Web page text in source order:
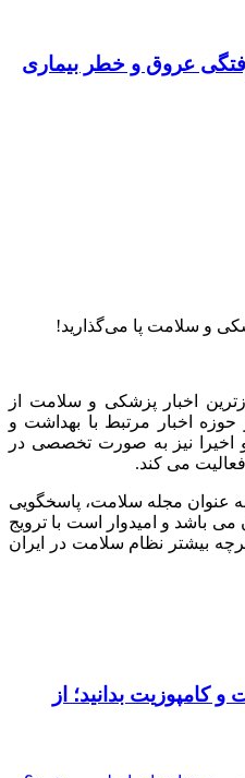
عروق و خطر بیماری
و سلامت پا می‌گذارید!
اخبار پزشکی و سلامت از
در حوزه اخبار مرتبط با بهداشت و
اخیرا نیز به صورت تخصصی در
می کند.
عنوان مجله سلامت، پاسخگویی
می باشد و امیدوار است با ترویج
بیشتر نظام سلامت در ایران
و کامپوزیت بدانید؛ از